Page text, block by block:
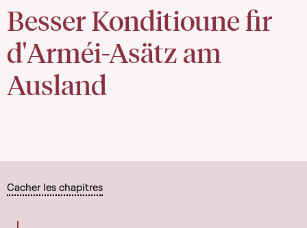
Besser Konditioune fir
d'Arméi-Asätz am
Ausland
Cacher les chapitres